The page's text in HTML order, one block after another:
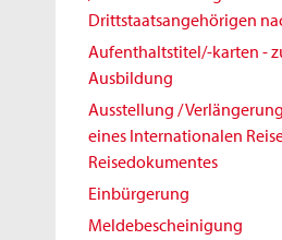
Drittstaatsangehörigen
Aufenthaltstitel/-karten -
Ausbildung
Ausstellung /
eines Internationalen
Reisedokumentes
Einbürgerung
Meldebescheinigung